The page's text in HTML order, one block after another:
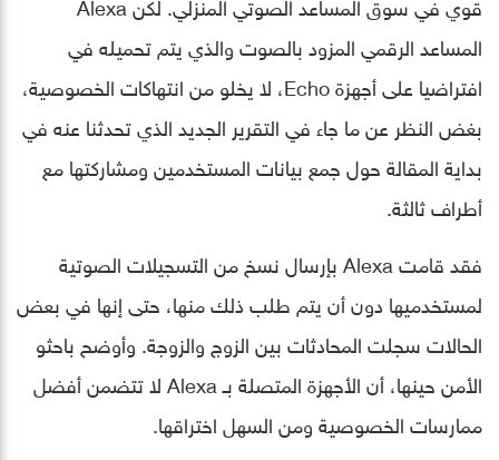
المساعد الرقمي المزود بالصوت والذي يتم تحميله في
افتراضيا على أجهزة Echo، لا يخلو من انتهاكات الخصوصية،
بغض النظر عن ما جاء في التقرير الجديد الذي تحدثنا عنه في
بداية المقالة حول جمع بيانات المستخدمين ومشاركتها مع
أطراف ثالثة.
فقد قامت Alexa بإرسال نسخ من التسجيلات الصوتية
لمستخدميها دون أن يتم طلب ذلك منها، حتى إنها في بعض
الحالات سجلت المحادثات بين الزوج والزوجة. وأوضح باحثو
الأمن حينها، أن الأجهزة المتصلة بـ Alexa لا تتضمن أفضل
ممارسات الخصوصية ومن السهل اختراقها.